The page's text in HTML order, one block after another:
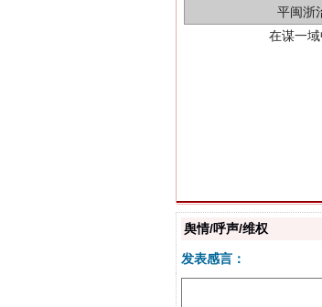
舆情/呼声/维权
发表感言：